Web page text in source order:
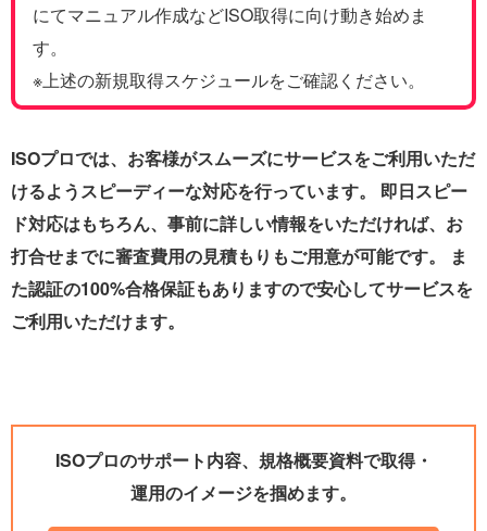
にてマニュアル作成などISO取得に向け動き始めま
す。
※上述の新規取得スケジュールをご確認ください。
ISOプロでは、お客様がスムーズにサービスをご利用いただ
けるようスピーディーな対応を行っています。 即日スピー
ド対応はもちろん、事前に詳しい情報をいただければ、お
打合せまでに審査費用の見積もりもご用意が可能です。 ま
た認証の100%合格保証もありますので安心してサービスを
ご利用いただけます。
ISOプロのサポート内容、規格概要資料で取得・
運用のイメージを掴めます。